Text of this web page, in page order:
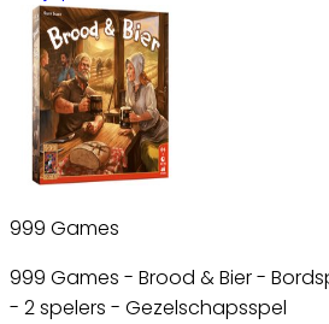
999 Games
999 Games - Brood & Bier -
- 2 spelers - Gezelschapsspel